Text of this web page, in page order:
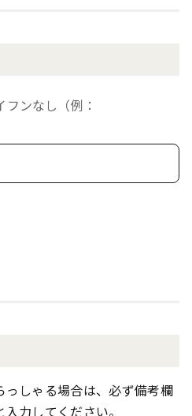
ンなし（例：
しゃる場合は、必ず備考欄
力してください。